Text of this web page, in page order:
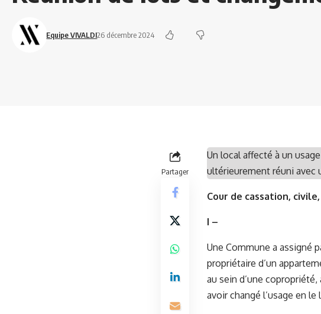
Equipe VIVALDI26 décembre 2024
Partager
Un local affecté à un
ultérieurement réuni avec
Cour de cassation,
I –
Une Commune a assigné
propriétaire d’un
au sein d’une
avoir changé l’usage en